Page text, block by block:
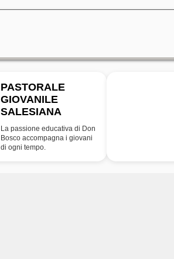
PASTORALE
GIOVANILE
SALESIANA
La passione educativa di Don
Bosco accompagna i giovani
di ogni tempo.